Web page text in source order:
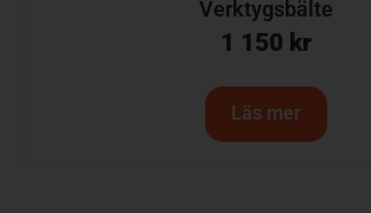
Verktygsbälte
1 150 kr
Läs mer